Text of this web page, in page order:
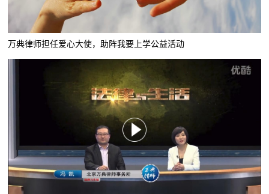
万典律师担任爱心大使，助阵我要上学公益活动